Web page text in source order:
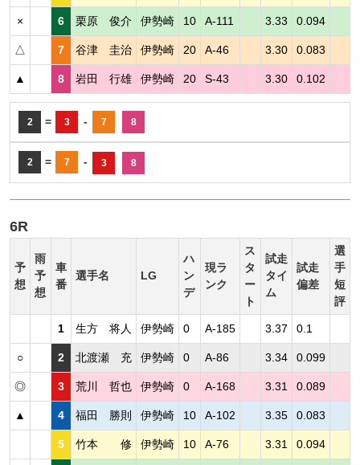
× 6 栗原 俊介 伊勢崎 10 A-111 3.33 0.094
△ 7 谷津 圭治 伊勢崎 20 A-46 3.30 0.083
▲ 8 岩田 行雄 伊勢崎 20 S-43 3.30 0.102
2 = 3 - 7 8
2 = 7 - 3 8
6R
予
想
雨
予
想
車
番
選手名 LG
ハ
ン
デ
現ラ
ンク
ス
タ
ー
ト
試走
タイ
ム
試走
偏差
選
手
短
評
1 生方 将人 伊勢崎 0 A-185 3.37 0.1
○ 2 北渡瀬 充 伊勢崎 0 A-86 3.34 0.099
◎ 3 荒川 哲也 伊勢崎 0 A-168 3.31 0.089
▲ 4 福田 勝則 伊勢崎 10 A-102 3.35 0.083
5 竹本 修 伊勢崎 10 A-76 3.31 0.094